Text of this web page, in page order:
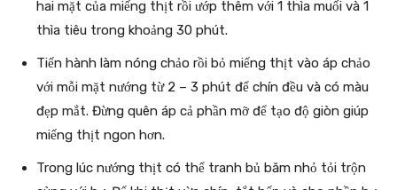
hai mặt của miếng thịt rồi ướp thêm với 1 thìa muối và 1
thìa tiêu trong khoảng 30 phút.
Tiến hành làm nóng chảo rồi bỏ miếng thịt vào áp chảo
với mỗi mặt nướng từ 2 – 3 phút để chín đều và có màu
đẹp mắt. Đừng quên áp cả phần mỡ để tạo độ giòn giúp
miếng thịt ngon hơn.
Trong lúc nướng thịt có thể tranh bủ băm nhỏ tỏi trộn